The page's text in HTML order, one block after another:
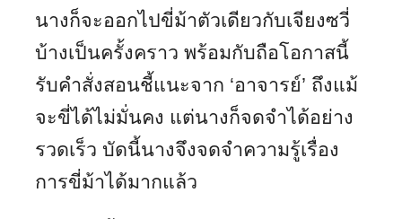
นางก็จะออกไปขี่ม้าตัวเดียวกับเจียงซวี่
บ้างเป็นครั้งคราว พร้อมกับถือโอกาสนี้
รับคำสั่งสอนชี้แนะจาก ‘อาจารย์’ ถึงแม้
จะขี่ได้ไม่มั่นคง แต่นางก็จดจำได้อย่าง
รวดเร็ว บัดนี้นางจึงจดจำความรู้เรื่อง
การขี่ม้าได้มากแล้ว